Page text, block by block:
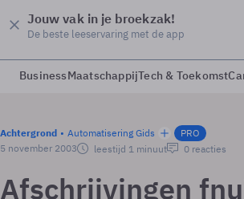
Jouw vak in je broekzak!
De beste leeservaring met de app
BusinessMaatschappijTech & Toekomst
Achtergrond Automatisering Gids
PRO
5 november 2003
leestijd 1 minuut 0 reacties
Afschrijvingen